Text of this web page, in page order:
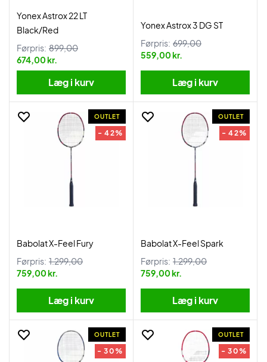
Yonex Astrox 22 LT
Black/Red
Førpris: 899,00
674,00 kr.
Læg i kurv
Yonex Astrox 3 DG ST
Førpris: 699,00
559,00 kr.
Læg i kurv
OUTLET
- 42%
Babolat X-Feel Fury
Førpris: 1.299,00
759,00 kr.
Læg i kurv
OUTLET
- 42%
Babolat X-Feel Spark
Førpris: 1.299,00
759,00 kr.
Læg i kurv
OUTLET
- 30%
OUTLET
- 30%